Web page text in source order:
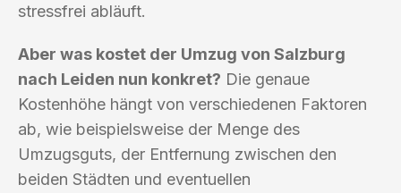
stressfrei abläuft.
Aber was kostet der Umzug von Salzburg
nach Leiden nun konkret? Die genaue
Kostenhöhe hängt von verschiedenen Faktoren
ab, wie beispielsweise der Menge des
Umzugsguts, der Entfernung zwischen den
beiden Städten und eventuellen